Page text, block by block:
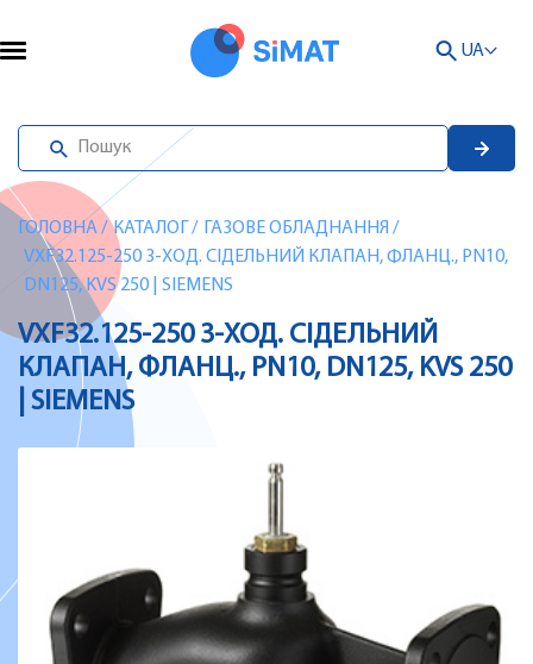
UA
ГОЛОВНА/ КАТАЛОГ / ГАЗОВЕ ОБЛАДНАННЯ /
VXF32.125-250 3-ХОД. СІДЕЛЬНИЙ КЛАПАН, ФЛАНЦ., PN10,
DN125, KVS 250 | SIEMENS
VXF32.125-250 3-ХОД. СІДЕЛЬНИЙ
КЛАПАН, ФЛАНЦ., PN10, DN125, KVS 250
| SIEMENS